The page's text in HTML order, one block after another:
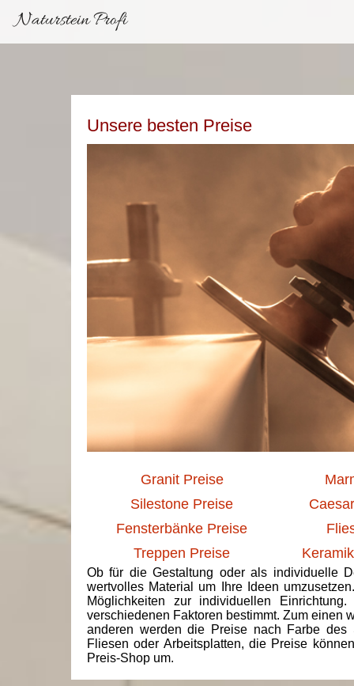
Naturstein Profi
Unsere besten Preise
Granit Preise
Silestone Preise
Fensterbänke Preise
Treppen Preise
Ob für die Gestaltung oder als individuelle
wertvolles Material um Ihre Ideen
Möglichkeiten zur individuellen
verschiedenen Faktoren bestimmt. Zum einen
anderen werden die Preise nach Farbe des
Fliesen oder Arbeitsplatten, die Preise
Preis-Shop um.